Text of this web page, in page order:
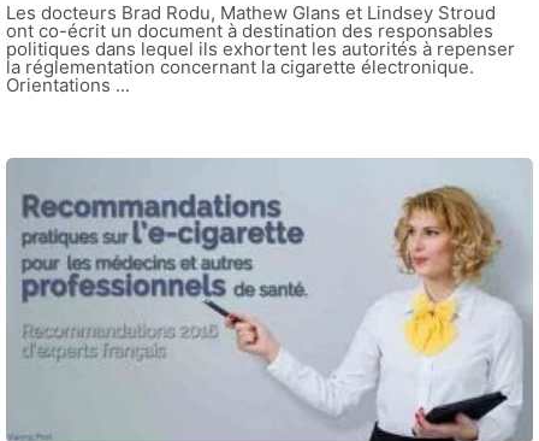
Les docteurs Brad Rodu, Mathew Glans et Lindsey Stroud
ont co-écrit un document à destination des responsables
politiques dans lequel ils exhortent les autorités à repenser
la réglementation concernant la cigarette électronique.
Orientations ...